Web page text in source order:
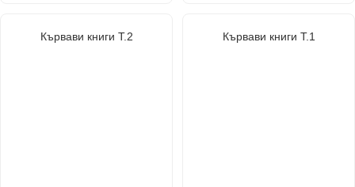
Кървави книги Т.2 Кървави книги Т.1